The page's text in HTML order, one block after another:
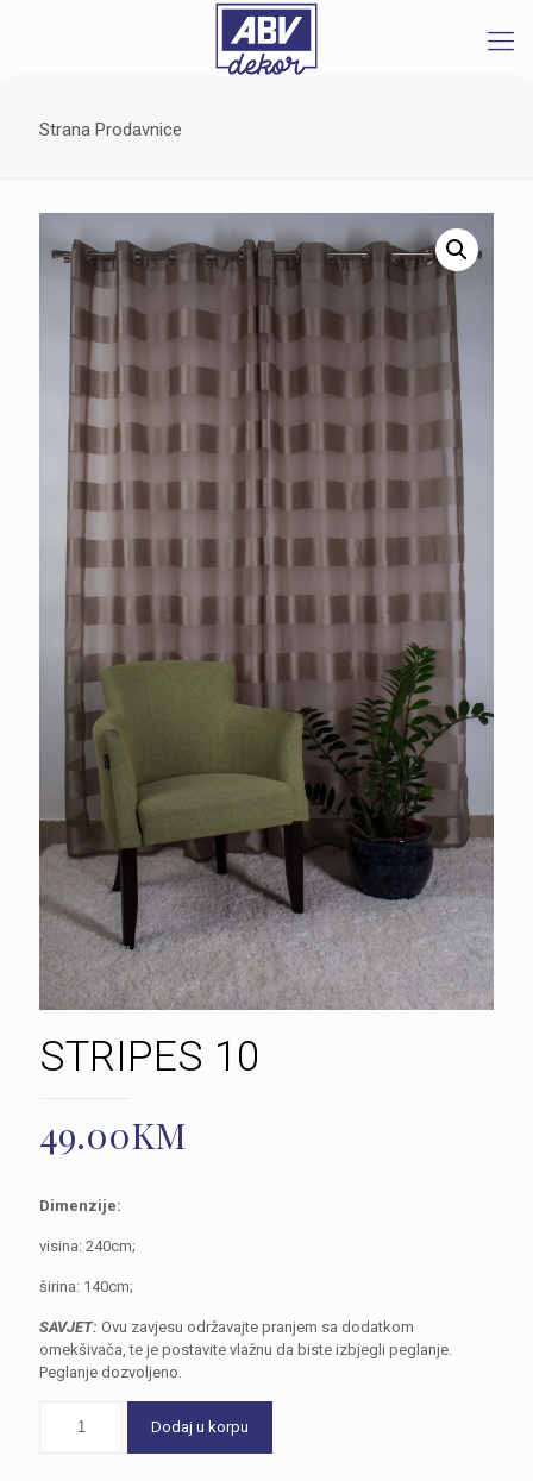
Strana Prodavnice
STRIPES 10
49.00KM
Dimenzije:
visina: 240cm;
širina: 140cm;
SAVJET: Ovu zavjesu održavajte pranjem sa dodatkom
omekšivača, te je postavite vlažnu da biste izbjegli peglanje.
Peglanje dozvoljeno.
Dodaj u korpu